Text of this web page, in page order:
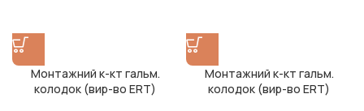
Монтажний к-кт гальм.
колодок (вир-во ERT)
Монтажний к-кт гальм.
колодок (вир-во ERT)